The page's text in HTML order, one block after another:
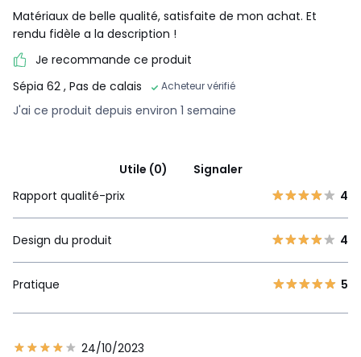
Matériaux de belle qualité, satisfaite de mon achat. Et
rendu fidèle a la description !
Je recommande ce produit
Sépia 62 , Pas de calais Acheteur vérifié
J'ai ce produit depuis environ 1 semaine
Utile (0)
Signaler
Rapport qualité-prix
4
Design du produit 4
Pratique 5
24/10/2023